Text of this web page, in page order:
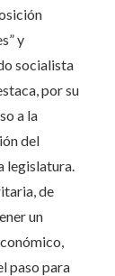
y
socialista
por su
a la
del
legislatura.
de
un
paso para